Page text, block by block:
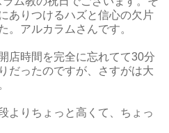
ありつけるハズと信心の欠片
。アルカラムさんです。
店時間を完全に忘れてて30分
だったのですが、さすがは大
よりちょっと高くて、ちょっ